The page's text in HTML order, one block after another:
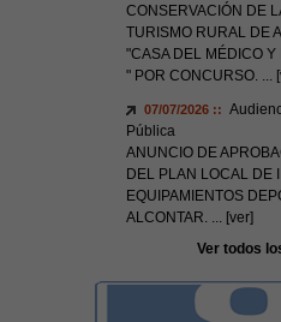
CONSERVACIÓN DE
TURISMO RURAL DE
"CASA DEL MÉDICO
" POR CONCURSO.
07/07/2026 ::
Pública
ANUNCIO DE
DEL PLAN LOCAL DE
EQUIPAMIENTOS
ALCONTAR.
... [ver]
Ver todos